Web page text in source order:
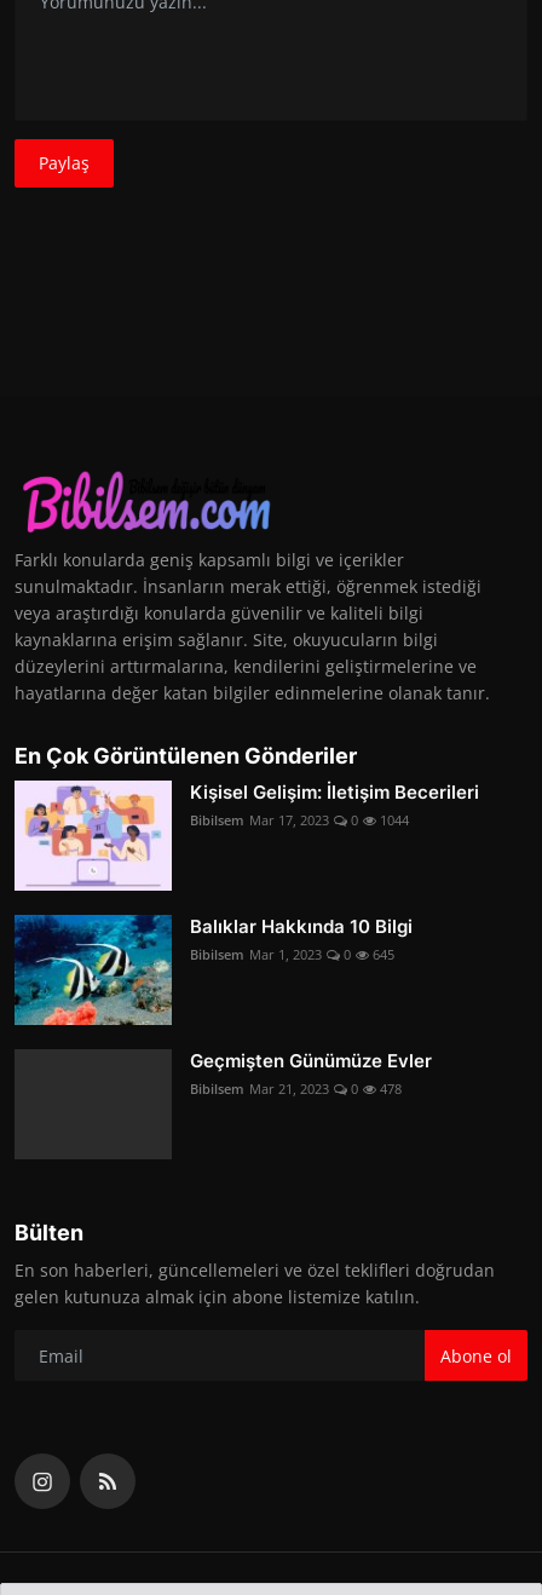
Paylaş
Farklı konularda geniş kapsamlı bilgi ve içerikler
sunulmaktadır. İnsanların merak ettiği, öğrenmek istediği
veya araştırdığı konularda güvenilir ve kaliteli bilgi
kaynaklarına erişim sağlanır. Site, okuyucuların bilgi
düzeylerini arttırmalarına, kendilerini geliştirmelerine ve
hayatlarına değer katan bilgiler edinmelerine olanak tanır.
En Çok Görüntülenen Gönderiler
Kişisel Gelişim: İletişim Becerileri
Bibilsem Mar 17, 2023 0 1044
Balıklar Hakkında 10 Bilgi
Bibilsem Mar 1, 2023 0 645
Geçmişten Günümüze Evler
Bibilsem Mar 21, 2023 0 478
Bülten
En son haberleri, güncellemeleri ve özel teklifleri doğrudan
gelen kutunuza almak için abone listemize katılın.
Abone ol